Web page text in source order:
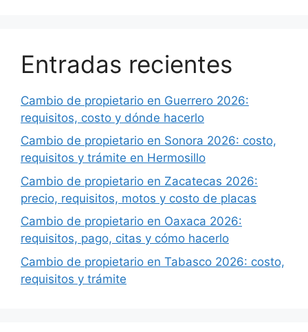
Entradas recientes
Cambio de propietario en Guerrero 2026:
requisitos, costo y dónde hacerlo
Cambio de propietario en Sonora 2026: costo,
requisitos y trámite en Hermosillo
Cambio de propietario en Zacatecas 2026:
precio, requisitos, motos y costo de placas
Cambio de propietario en Oaxaca 2026:
requisitos, pago, citas y cómo hacerlo
Cambio de propietario en Tabasco 2026: costo,
requisitos y trámite